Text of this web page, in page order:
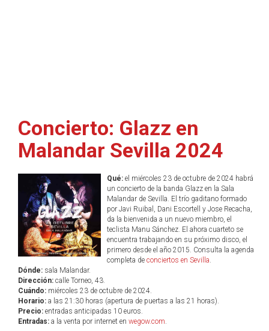
Concierto: Glazz en
Malandar Sevilla 2024
Qué:el miércoles 23 de octubre de 2024 habrá
un concierto de la banda Glazz en la Sala
Malandar de Sevilla. El trío gaditano formado
por Javi Ruibal, Dani Escortell y Jose Recacha,
da la bienvenida a un nuevo miembro, el
teclista Manu Sánchez. El ahora cuarteto se
encuentra trabajando en su próximo disco, el
primero desde el año 2015. Consulta la agenda
completa de conciertos en Sevilla.
Dónde: sala Malandar.
Dirección: calle Torneo, 43.
Cuándo: miércoles 23 de octubre de 2024.
Horario: a las 21:30 horas (apertura de puertas a las 21 horas).
Precio: entradas anticipadas 10 euros.
Entradas: a la venta por internet en wegow.com.